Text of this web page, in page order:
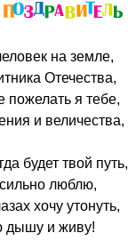
на земле,
Отечества,
пожелать я тебе,
и величества,
будет твой путь,
люблю,
хочу утонуть,
дышу и живу!